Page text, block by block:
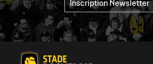
Inscription Newsletter